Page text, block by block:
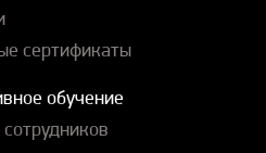
сертификаты
обучение